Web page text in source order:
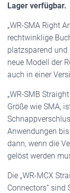
Lager verfügbar.
„WR-SMA Right
rechtwinklige
platzsparend und
neue Modell der
auch in einer
„WR-SMB
Größe wie SMA,
Anwendungen
dann, wenn die
gelöst werden
Die „WR-MCX
Connectors“ sind